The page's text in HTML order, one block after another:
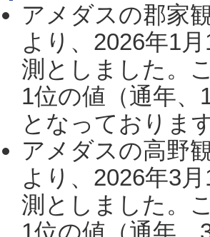
アメダスの郡家
より、2026年1
測としました。
1位の値（通年
となっておりま
アメダスの高野
より、2026年3
測としました。
1位の値（通年